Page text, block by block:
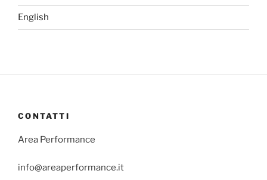
English
CONTATTI
Area Performance
info@areaperformance.it